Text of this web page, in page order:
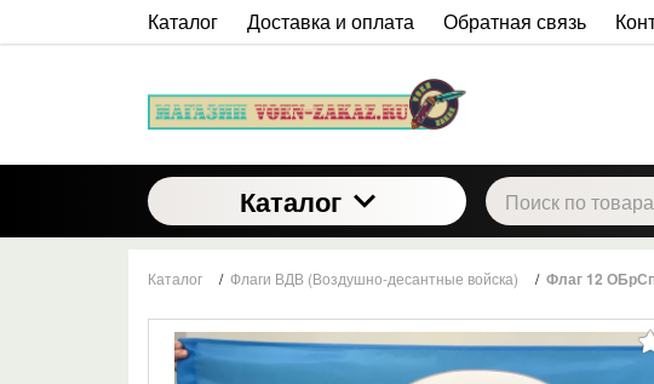
Каталог Доставка и оплата Обратная связь
Каталог
Каталог / Флаги ВДВ (Воздушно-десантные войска) / Флаг 12